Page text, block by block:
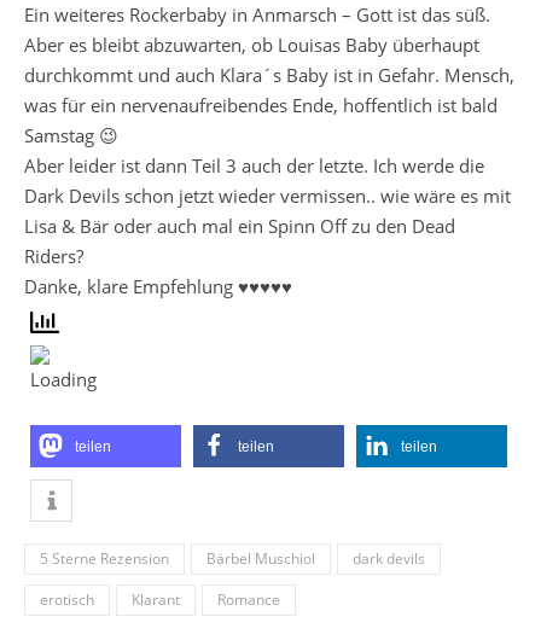
Ein weiteres Rockerbaby in Anmarsch – Gott ist das süß.
Aber es bleibt abzuwarten, ob Louisas Baby überhaupt
durchkommt und auch Klara´s Baby ist in Gefahr. Mensch,
was für ein nervenaufreibendes Ende, hoffentlich ist bald
Samstag 😉
Aber leider ist dann Teil 3 auch der letzte. Ich werde die
Dark Devils schon jetzt wieder vermissen.. wie wäre es mit
Lisa & Bär oder auch mal ein Spinn Off zu den Dead
Riders?
Danke, klare Empfehlung ♥♥♥♥♥
teilen teilen teilen
5 Sterne Rezension Bärbel Muschiol
dark devils
erotisch
Klarant Romance